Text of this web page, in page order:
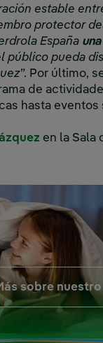
estable
protector
España
público pueda
”. Por último,
de
hasta eventos
en la Sala
sobre